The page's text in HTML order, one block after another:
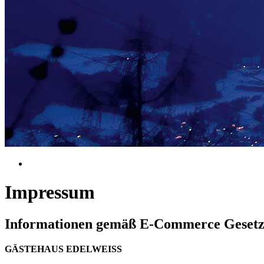
Impressum
Informationen gemäß E-Commerce Gesetz
GÄSTEHAUS EDELWEISS